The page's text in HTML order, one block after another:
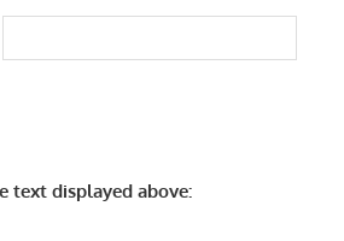
text displayed above: